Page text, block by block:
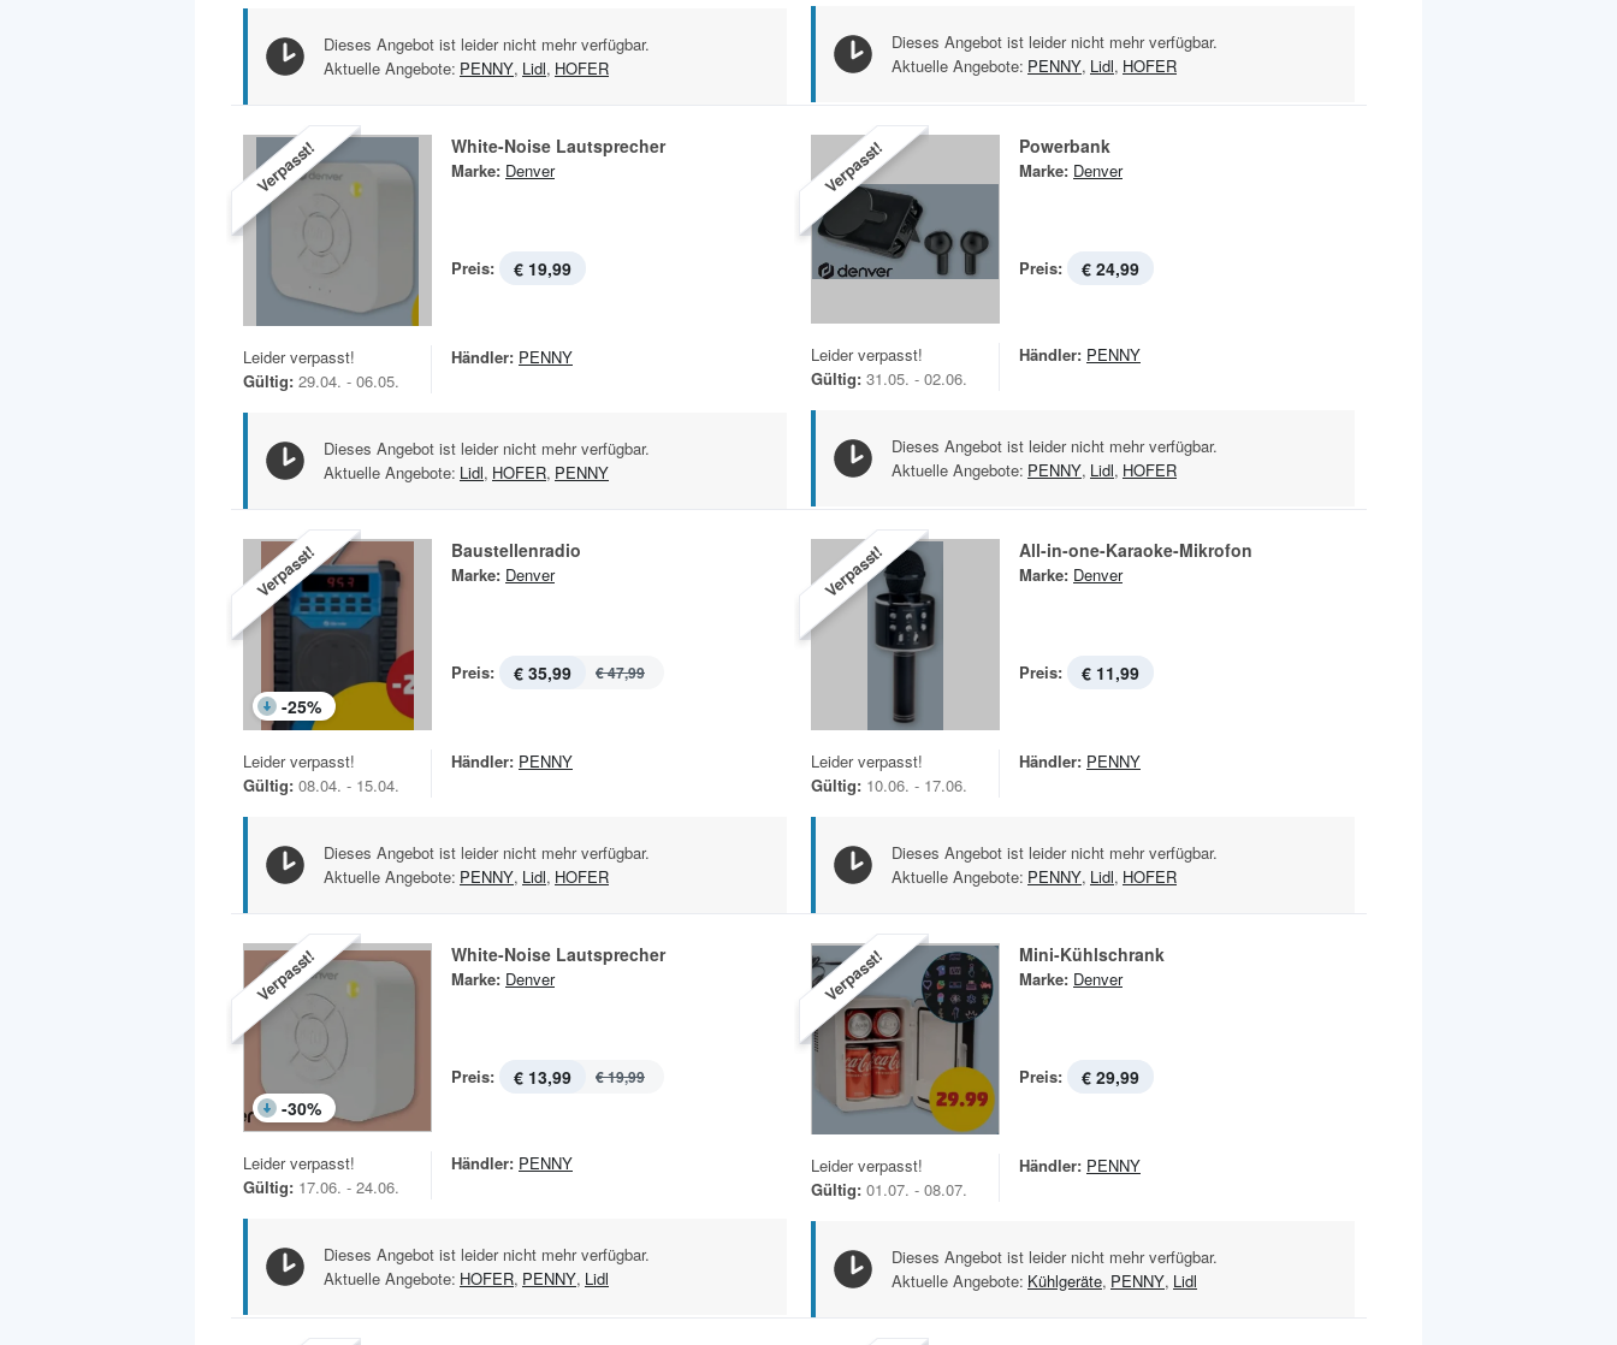
Dieses Angebot ist leider nicht mehr verfügbar.
Aktuelle Angebote: PENNY, Lidl, HOFER
Dieses Angebot ist leider nicht mehr verfügbar.
Aktuelle Angebote: PENNY, Lidl, HOFER
Verpasst! White-Noise Lautsprecher
Marke: Denver
Preis: € 19,99
Leider verpasst!
Gültig: 29.04. - 06.05.
Händler: PENNY
Dieses Angebot ist leider nicht mehr verfügbar.
Aktuelle Angebote: Lidl, HOFER, PENNY
Verpasst! Powerbank
Marke: Denver
Preis: € 24,99
Leider verpasst!
Gültig: 31.05. - 02.06.
Händler: PENNY
Dieses Angebot ist leider nicht mehr verfügbar.
Aktuelle Angebote: PENNY, Lidl, HOFER
Verpasst!
-25%
Baustellenradio
Marke: Denver
Preis: € 35,99 € 47,99
Leider verpasst!
Gültig: 08.04. - 15.04.
Händler: PENNY
Dieses Angebot ist leider nicht mehr verfügbar.
Aktuelle Angebote: PENNY, Lidl, HOFER
Verpasst! All-in-one-Karaoke-Mikrofon
Marke: Denver
Preis: € 11,99
Leider verpasst!
Gültig: 10.06. - 17.06.
Händler: PENNY
Dieses Angebot ist leider nicht mehr verfügbar.
Aktuelle Angebote: PENNY, Lidl, HOFER
Verpasst!
-30%
White-Noise Lautsprecher
Marke: Denver
Preis: € 13,99 € 19,99
Leider verpasst!
Gültig: 17.06. - 24.06.
Händler: PENNY
Dieses Angebot ist leider nicht mehr verfügbar.
Aktuelle Angebote: HOFER, PENNY, Lidl
Verpasst! Mini-Kühlschrank
Marke: Denver
Preis: € 29,99
Leider verpasst!
Gültig: 01.07. - 08.07.
Händler: PENNY
Dieses Angebot ist leider nicht mehr verfügbar.
Aktuelle Angebote: Kühlgeräte, PENNY, Lidl